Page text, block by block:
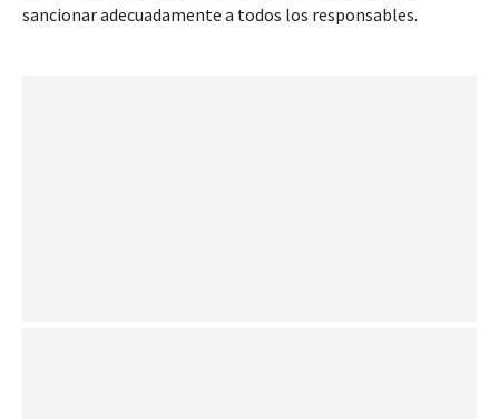
sancionar adecuadamente a todos los responsables.